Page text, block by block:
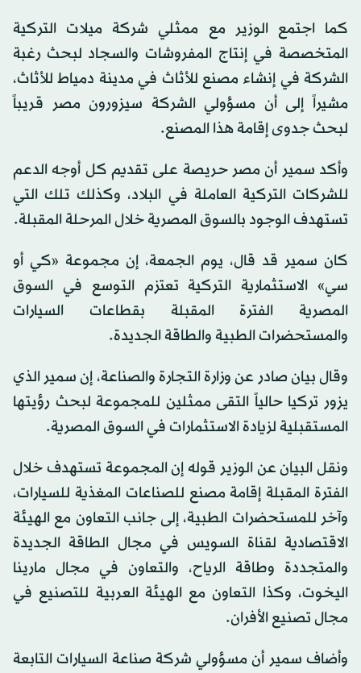
كما اجتمع الوزير مع ممثلي شركة ميلات التركية
المتخصصة في إنتاج المفروشات والسجاد لبحث رغبة
الشركة في إنشاء مصنع للأثاث في مدينة دمياط للأثاث،
مشيراً إلى أن مسؤولي الشركة سيزورون مصر قريباً
لبحث جدوى إقامة هذا المصنع.
وأكد سمير أن مصر حريصة على تقديم كل أوجه الدعم
للشركات التركية العاملة في البلاد، وكذلك تلك التي
تستهدف الوجود بالسوق المصرية خلال المرحلة المقبلة.
كان سمير قد قال، يوم الجمعة، إن مجموعة «كي أو
سي» الاستثمارية التركية تعتزم التوسع في السوق
المصرية الفترة المقبلة بقطاعات السيارات
والمستحضرات الطبية والطاقة الجديدة.
وقال بيان صادر عن وزارة التجارة والصناعة، إن سمير الذي
يزور تركيا حالياً التقى ممثلين للمجموعة لبحث رؤيتها
المستقبلية لزيادة الاستثمارات في السوق المصرية.
ونقل البيان عن الوزير قوله إن المجموعة تستهدف خلال
الفترة المقبلة إقامة مصنع للصناعات المغذية للسيارات،
وآخر للمستحضرات الطبية، إلى جانب التعاون مع الهيئة
الاقتصادية لقناة السويس في مجال الطاقة الجديدة
والمتجددة وطاقة الرياح، والتعاون في مجال مارينا
اليخوت، وكذا التعاون مع الهيئة العربية للتصنيع في
مجال تصنيع الأفران.
وأضاف سمير أن مسؤولي شركة صناعة السيارات التابعة